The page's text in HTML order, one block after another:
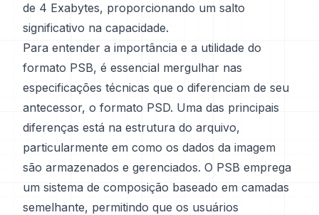
de 4 Exabytes, proporcionando um salto
significativo na capacidade.
Para entender a importância e a utilidade do
formato PSB, é essencial mergulhar nas
especificações técnicas que o diferenciam de seu
antecessor, o formato PSD. Uma das principais
diferenças está na estrutura do arquivo,
particularmente em como os dados da imagem
são armazenados e gerenciados. O PSB emprega
um sistema de composição baseado em camadas
semelhante, permitindo que os usuários